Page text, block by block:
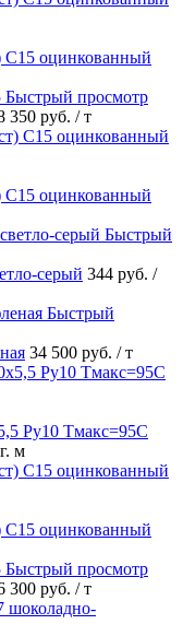
С15 оцинкованный
Быстрый просмотр
350 руб. / т
С15 оцинкованный
Быстрый
серый 344 руб. /
Быстрый
34 500 руб. / т
Ру10 Тмакс=95C
м
С15 оцинкованный
Быстрый просмотр
300 руб. / т